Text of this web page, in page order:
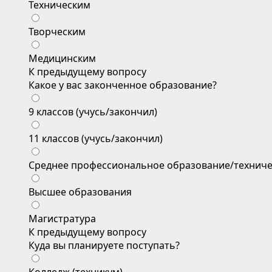
Техническим
Творческим
Медицинским
К предыдущему вопросу
Какое у вас законченное образование?
9 классов (учусь/закончил)
11 классов (учусь/закончил)
Среднее профессиональное образование/
Высшее образования
Магистратура
К предыдущему вопросу
Куда вы планируете поступать?